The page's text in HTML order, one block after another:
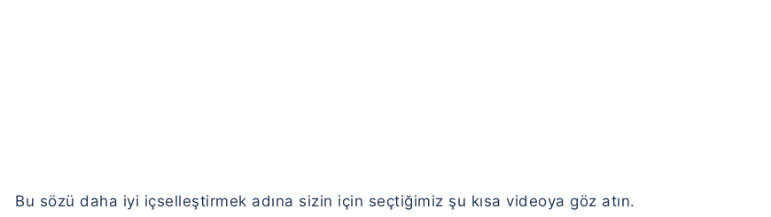
Bu sözü daha iyi içselleştirmek adına sizin için seçtiğimiz şu kısa videoya göz atın.